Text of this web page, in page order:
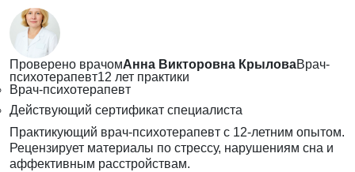
Проверено врачомАнна Викторовна КрыловаВрач-
психотерапевт12 лет практики
Врач-психотерапевт
Действующий сертификат специалиста
Практикующий врач-психотерапевт с 12-летним опытом.
Рецензирует материалы по стрессу, нарушениям сна и
аффективным расстройствам.